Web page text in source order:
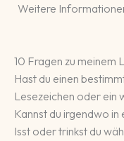
Weitere
10 Fragen zu meinem
Hast du einen
Lesezeichen oder ein
Kannst du irgendwo
Isst oder trinkst du